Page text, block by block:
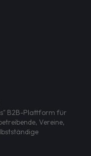
B2B-Plattform für
Vereine,